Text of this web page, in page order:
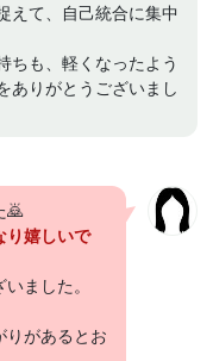
えて、自己統合に集中
ちも、軽くなったよう
ありがとうございまし
🙇
り嬉しいで
ました。
りがあるとお